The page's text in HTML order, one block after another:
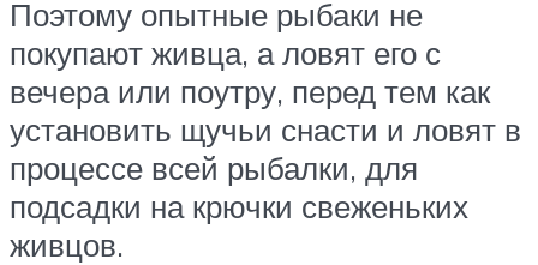
Поэтому опытные рыбаки не
покупают живца, а ловят его с
вечера или поутру, перед тем как
установить щучьи снасти и ловят в
процессе всей рыбалки, для
подсадки на крючки свеженьких
живцов.